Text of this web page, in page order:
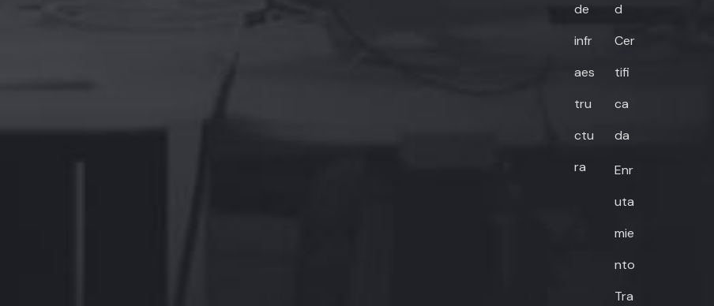
de
infr
aes
tru
ctu
ra
d
Cer
tifi
ca
da
Enr
uta
mie
nto
Tra